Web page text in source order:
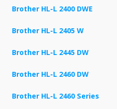
Brother HL-L 2400 DWE
Brother HL-L 2405 W
Brother HL-L 2445 DW
Brother HL-L 2460 DW
Brother HL-L 2460 Series